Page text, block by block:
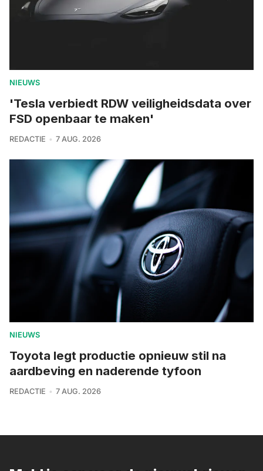
NIEUWS
'Tesla verbiedt RDW veiligheidsdata over
FSD openbaar te maken'
REDACTIE 7 AUG. 2026
NIEUWS
Toyota legt productie opnieuw stil na
aardbeving en naderende tyfoon
REDACTIE 7 AUG. 2026